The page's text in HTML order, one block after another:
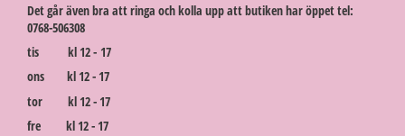
Det går även bra att ringa och kolla upp att butiken har öppet tel:
0768-506308
tis kl 12 - 17
ons kl 12 - 17
tor kl 12 - 17
fre kl 12 - 17